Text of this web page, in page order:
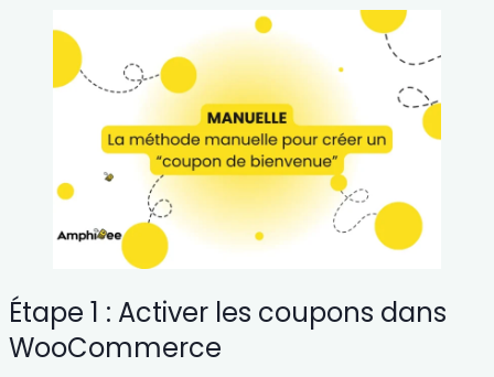
Étape 1 : Activer les coupons dans
WooCommerce